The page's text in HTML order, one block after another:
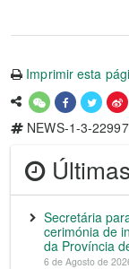
Imprimir esta
NEWS-1-3-
Secretária
cerimónia de
da Província
6 de Agosto de